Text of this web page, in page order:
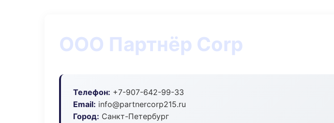
ООО Партнёр Corp
Телефон: +7-907-642-99-33
Email: info@partnercorp215.ru
Город: Санкт-Петербург